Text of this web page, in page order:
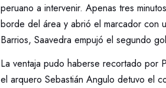
peruano a intervenir. Apenas tres
borde del área y abrió el marcador con
Barrios, Saavedra empujó el segundo
La ventaja pudo haberse recortado por
el arquero Sebastián Angulo detuvo el